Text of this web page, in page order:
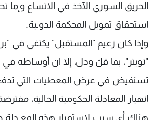
الحريق السوري الآخذ في الاتساع وإما
استحقاق تمويل المحكمة الدولية.
وإذا كان زعيم "المستقبل" يكتفي في
"تويتر"، بما قلّ ودل، إلا ان أوساطه في
تستفيض في عرض المعطيات التي
انهيار المعادلة الحكومية الحالية،
هناك أي سبب لاستمرار هذه المعادلة